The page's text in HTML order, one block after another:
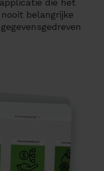
die het
belangrijke